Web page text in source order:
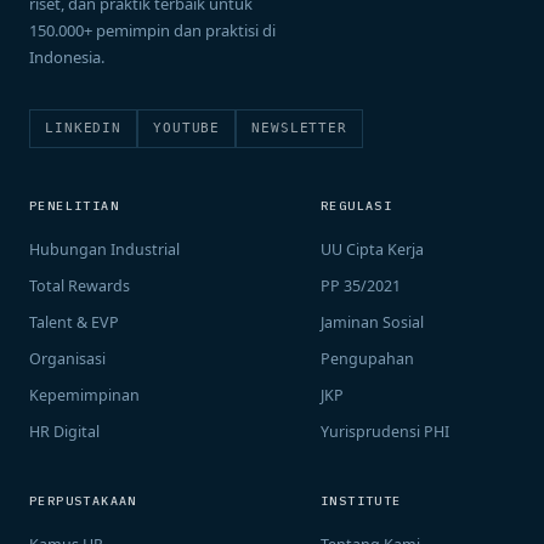
150.000+ pemimpin dan praktisi di
Indonesia.
LINKEDIN YOUTUBE NEWSLETTER
PENELITIAN
Hubungan Industrial
Total Rewards
Talent & EVP
Organisasi
Kepemimpinan
HR Digital
REGULASI
UU Cipta Kerja
PP 35/2021
Jaminan Sosial
Pengupahan
JKP
Yurisprudensi PHI
PERPUSTAKAAN INSTITUTE